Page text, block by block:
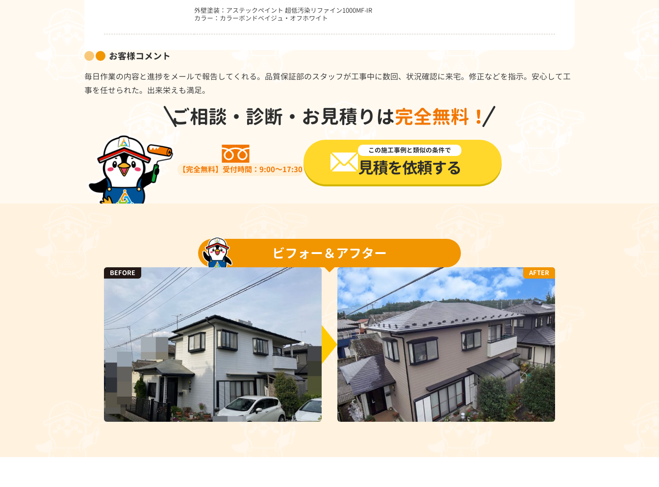
外壁塗装：アステックペイント 超低汚染リファイン1000MF-IR
カラー：カラーボンドベイジュ・オフホワイト
お客様コメント
毎日作業の内容と進捗をメールで報告してくれる。品質保証部のスタッフが工事中に数回、状況確認に来宅。修正などを指示。安心して工
事を任せられた。出来栄えも満足。
ご相談・診断・お見積りは完全無料！
【完全無料】受付時間：9:00～17:30
この施工事例と類似の条件で
見積を依頼する
ビフォー＆アフター